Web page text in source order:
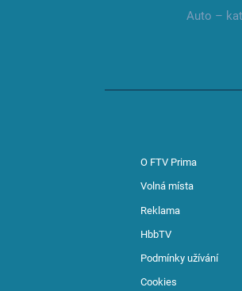
Auto –
O FTV Prima
Volná místa
Reklama
HbbTV
Podmínky užívání
Cookies